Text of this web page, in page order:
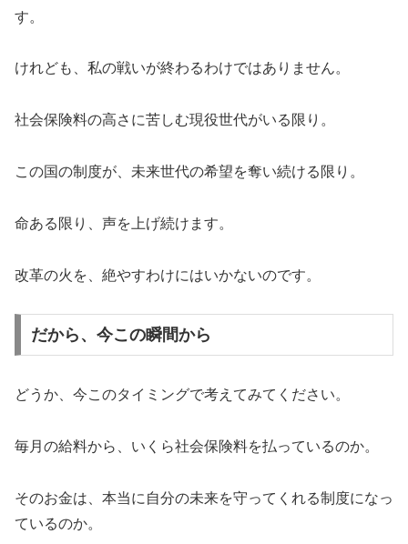
す。
けれども、私の戦いが終わるわけではありません。
社会保険料の高さに苦しむ現役世代がいる限り。
この国の制度が、未来世代の希望を奪い続ける限り。
命ある限り、声を上げ続けます。
改革の火を、絶やすわけにはいかないのです。
だから、今この瞬間から
どうか、今このタイミングで考えてみてください。
毎月の給料から、いくら社会保険料を払っているのか。
そのお金は、本当に自分の未来を守ってくれる制度になっ
ているのか。